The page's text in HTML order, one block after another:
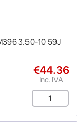
3.50-10 59J
€44.36
Inc. IVA